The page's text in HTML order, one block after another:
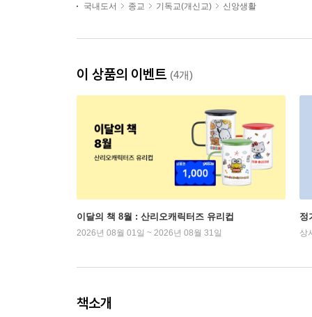
국내도서 종교 기독교(개신교) 신앙생활
이 상품의 이벤트 (4개)
이달의 책 8월 : 산리오캐릭터즈 유리컵
2026년 08월 01일 ~ 2026년 08월 31일
정
상
책소개